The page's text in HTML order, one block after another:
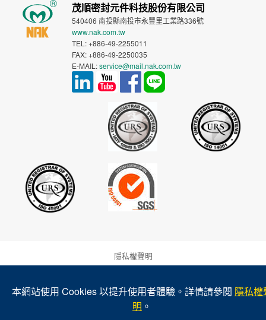
茂順密封元件科技股份有限公司
540406 南投縣南投市永豐里工業路336號
www.nak.com.tw
TEL: +886-49-2255011
FAX: +886-49-2250035
E-MAIL:service@mail.nak.com.tw
隱私權聲明
NAK 產品之擔保及免責聲明
法律與商標
本網站使用 Cookies 以提升使用者體驗。詳情請參閱 隱私權
明 。